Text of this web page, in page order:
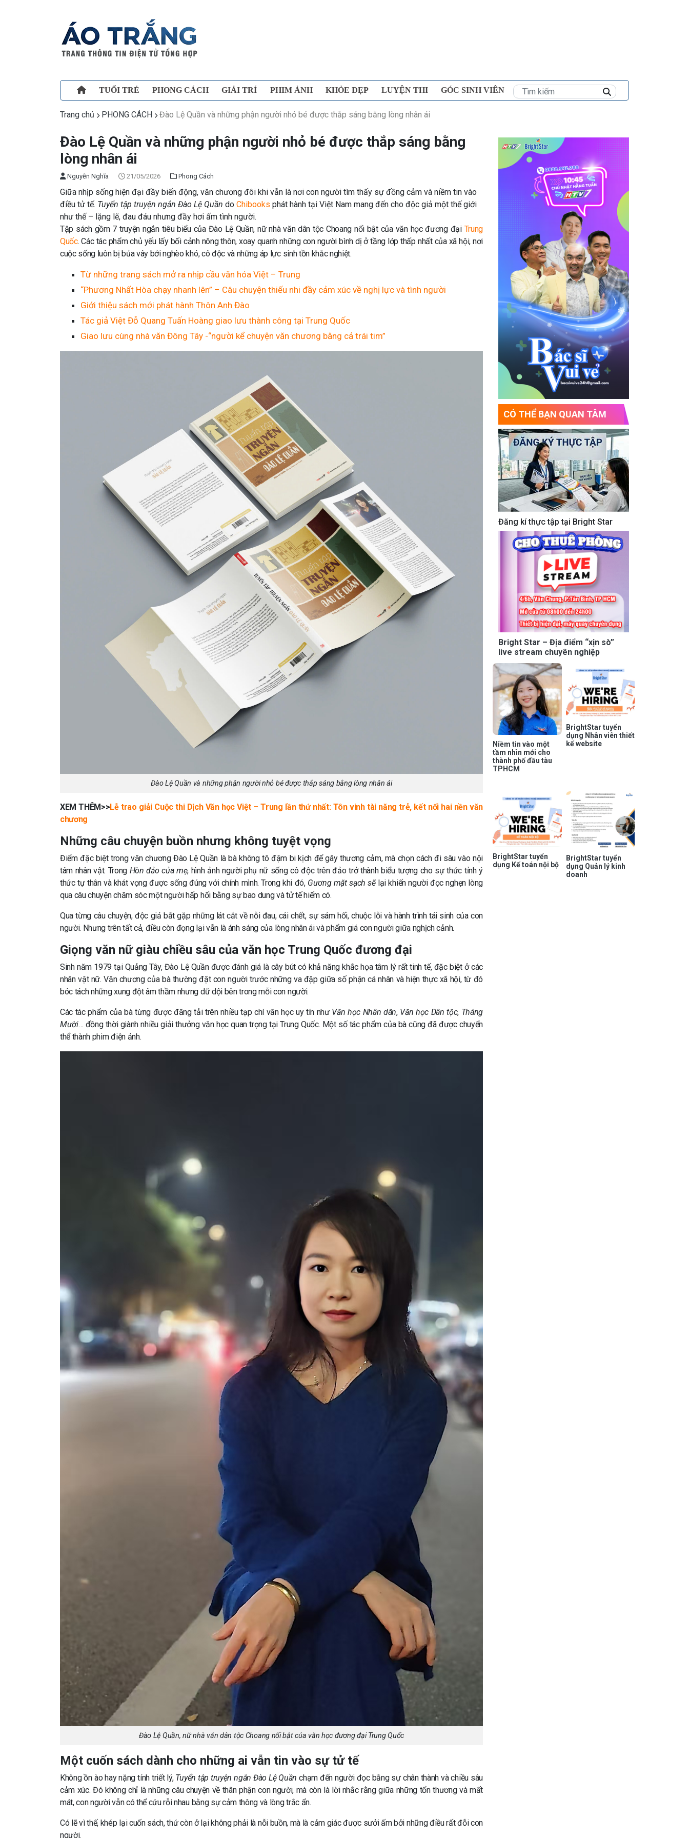
TUỔI TRẺ PHONG CÁCH GIẢI TRÍ PHIM ẢNH KHỎE ĐẸP LUYỆN THI GÓC SINH VIÊN
Trang chủ PHONG CÁCH Đào Lệ Quần và những phận người nhỏ bé được thắp sáng bằng lòng nhân ái
Đào Lệ Quần và những phận người nhỏ bé được thắp sáng bằng
lòng nhân ái
Nguyễn Nghĩa 21/05/2026 Phong Cách
Giữa nhịp sống hiện đại đầy biến động, văn chương đôi khi vẫn là nơi con người tìm thấy sự đồng cảm và niềm tin vào
điều tử tế. Tuyển tập truyện ngắn Đào Lệ Quần do Chibooks phát hành tại Việt Nam mang đến cho độc giả một thế giới
như thế – lặng lẽ, đau đáu nhưng đầy hơi ấm tình người.
Tập sách gồm 7 truyện ngắn tiêu biểu của Đào Lệ Quần, nữ nhà văn dân tộc Choang nổi bật của văn học đương đại Trung
Quốc. Các tác phẩm chủ yếu lấy bối cảnh nông thôn, xoay quanh những con người bình dị ở tầng lớp thấp nhất của xã hội, nơi
cuộc sống luôn bị bủa vây bởi nghèo khó, cô độc và những áp lực sinh tồn khắc nghiệt.
Từ những trang sách mở ra nhịp cầu văn hóa Việt – Trung
“Phương Nhất Hòa chạy nhanh lên” – Câu chuyện thiếu nhi đầy cảm xúc về nghị lực và tình người
Giới thiệu sách mới phát hành Thôn Anh Đào
Tác giả Việt Đỗ Quang Tuấn Hoàng giao lưu thành công tại Trung Quốc
Giao lưu cùng nhà văn Đông Tây -“người kể chuyện văn chương bằng cả trái tim”
Đào Lệ Quần và những phận người nhỏ bé được thắp sáng bằng lòng nhân ái
XEM THÊM>>Lễ trao giải Cuộc thi Dịch Văn học Việt – Trung lần thứ nhất: Tôn vinh tài năng trẻ, kết nối hai nền văn
chương
Những câu chuyện buồn nhưng không tuyệt vọng
Điểm đặc biệt trong văn chương Đào Lệ Quần là bà không tô đậm bi kịch để gây thương cảm, mà chọn cách đi sâu vào nội
tâm nhân vật. Trong Hòn đảo của mẹ, hình ảnh người phụ nữ sống cô độc trên đảo trở thành biểu tượng cho sự thức tỉnh ý
thức tự thân và khát vọng được sống đúng với chính mình. Trong khi đó, Gương mặt sạch sẽlại khiến người đọc nghẹn lòng
qua câu chuyện chăm sóc một người hấp hối bằng sự bao dung và tử tế hiếm có.
Qua từng câu chuyện, độc giả bắt gặp những lát cắt về nỗi đau, cái chết, sự sám hối, chuộc lỗi và hành trình tái sinh của con
người. Nhưng trên tất cả, điều còn đọng lại vẫn là ánh sáng của lòng nhân ái và phẩm giá con người giữa nghịch cảnh.
Giọng văn nữ giàu chiều sâu của văn học Trung Quốc đương đại
Sinh năm 1979 tại Quảng Tây, Đào Lệ Quần được đánh giá là cây bút có khả năng khắc họa tâm lý rất tinh tế, đặc biệt ở các
nhân vật nữ. Văn chương của bà thường đặt con người trước những va đập giữa số phận cá nhân và hiện thực xã hội, từ đó
bóc tách những xung đột âm thầm nhưng dữ dội bên trong mỗi con người.
Các tác phẩm của bà từng được đăng tải trên nhiều tạp chí văn học uy tín như Văn học Nhân dân, Văn học Dân tộc, Tháng
Mười… đồng thời giành nhiều giải thưởng văn học quan trọng tại Trung Quốc. Một số tác phẩm của bà cũng đã được chuyển
thể thành phim điện ảnh.
Đào Lệ Quần, nữ nhà văn dân tộc Choang nổi bật của văn học đương đại Trung Quốc
Một cuốn sách dành cho những ai vẫn tin vào sự tử tế
Không ồn ào hay nặng tính triết lý, Tuyển tập truyện ngắn Đào Lệ Quần chạm đến người đọc bằng sự chân thành và chiều sâu
cảm xúc. Đó không chỉ là những câu chuyện về thân phận con người, mà còn là lời nhắc rằng giữa những tổn thương và mất
mát, con người vẫn có thể cứu rỗi nhau bằng sự cảm thông và lòng trắc ẩn.
Có lẽ vì thế, khép lại cuốn sách, thứ còn ở lại không phải là nỗi buồn, mà là cảm giác được sưởi ấm bởi những điều rất đỗi con
người.
CÓ THỂ BẠN QUAN TÂM
Đăng kí thực tập tại Bright Star
Bright Star – Địa điểm “xịn sò”
live stream chuyên nghiệp
Niềm tin vào một
tầm nhìn mới cho
thành phố đầu tàu
TPHCM
BrightStar tuyển
dụng Nhân viên thiết
kế website
BrightStar tuyển
dụng Kế toán nội bộ
BrightStar tuyển
dụng Quản lý kinh
doanh